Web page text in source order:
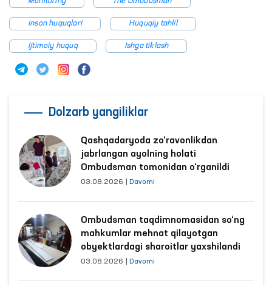
inson huquqlari Huquqiy tahlil
Ijtimoiy huquq Ishga tiklash
Dolzarb yangiliklar
Qashqadaryoda zo‘ravonlikdan
jabrlangan ayolning holati
Ombudsman tomonidan o‘rganildi
03.08.2026 Davomi
Ombudsman taqdimnomasidan so‘ng
mahkumlar mehnat qilayotgan
obyektlardagi sharoitlar yaxshilandi
03.08.2026 Davomi